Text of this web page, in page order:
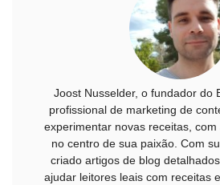
Joost Nusselder, o fundador do
profissional de marketing de
experimentar novas receitas,
no centro de sua paixão. Com
criado artigos de blog
ajudar leitores leais com receitas